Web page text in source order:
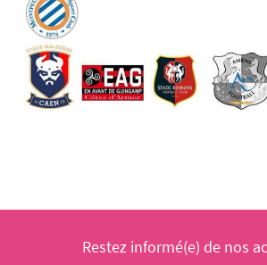
Restez informé(e) de nos